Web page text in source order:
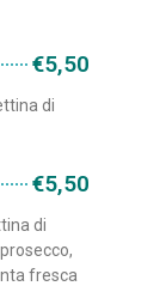
€5,50
di
€5,50
di
fresca